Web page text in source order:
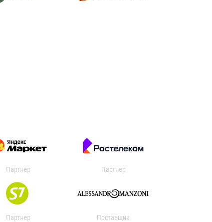
Партнер Партнер
Партнер Поставщик